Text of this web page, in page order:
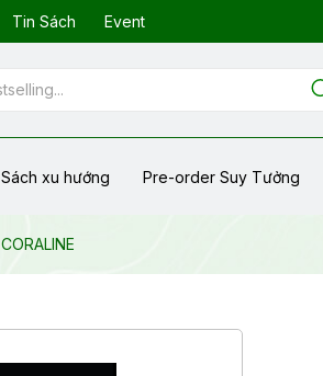
Tin Sách Event
Sách xu hướng Pre-order Suy Tưởng
CORALINE